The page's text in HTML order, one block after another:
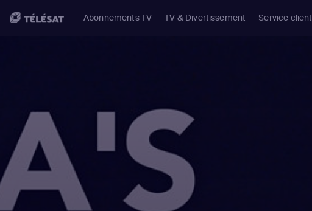
Abonnements TV TV & Divertissement Service client